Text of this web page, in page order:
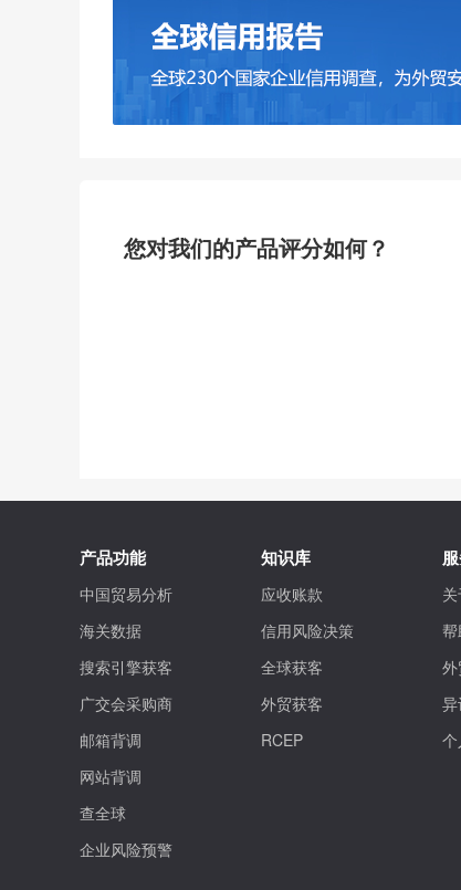
您对我们的产品评分如何？
产品功能
中国贸易分析
海关数据
搜索引擎获客
广交会采购商
邮箱背调
网站背调
查全球
企业风险预警
知识库
应收账款
信用风险决策
全球获客
外贸获客
RCEP